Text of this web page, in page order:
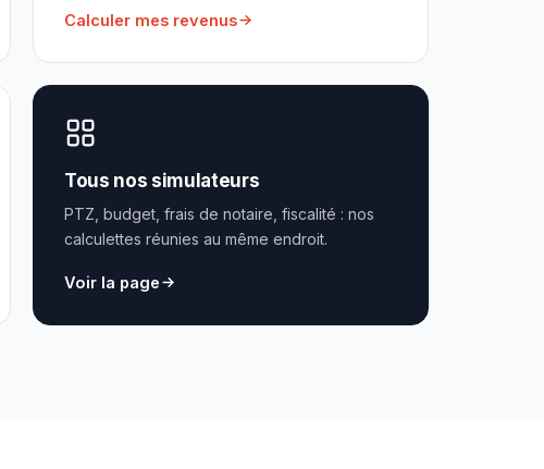
Calculer mes revenus
Tous nos simulateurs
PTZ, budget, frais de notaire, fiscalité : nos
calculettes réunies au même endroit.
Voir la page